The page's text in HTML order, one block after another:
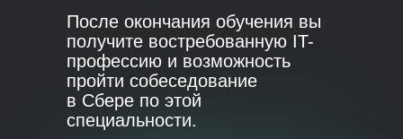
После окончания обучения вы
получите востребованную IT-
профессию и возможность
пройти собеседование
в Сбере по этой
специальности.